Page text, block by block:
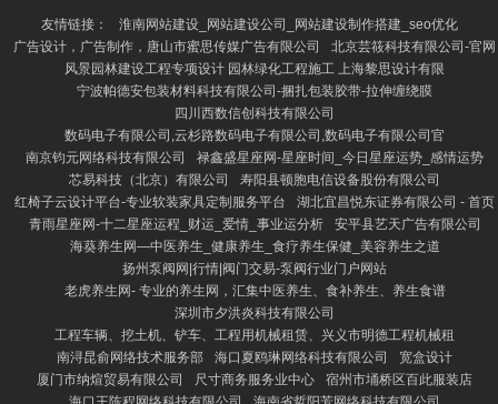
友情链接：
淮南网站建设_网站建设公司_网站建设制作搭建_seo优化
广告设计，广告制作，唐山市蜜思传媒广告有限公司
北京芸筱科技有限公司-官网
风景园林建设工程专项设计 园林绿化工程施工 上海黎思设计有限
宁波帕德安包装材料科技有限公司-捆扎包装胶带-拉伸缠绕膜
四川西数信创科技有限公司
数码电子有限公司,云杉路数码电子有限公司,数码电子有限公司官
南京钧元网络科技有限公司
禄鑫盛星座网-星座时间_今日星座运势_感情运势
芯易科技（北京）有限公司
寿阳县顿胞电信设备股份有限公司
红椅子云设计平台-专业软装家具定制服务平台
湖北宜昌悦东证券有限公司 - 首页
青雨星座网-十二星座运程_财运_爱情_事业运分析
安平县艺天广告有限公司
海葵养生网—中医养生_健康养生_食疗养生保健_美容养生之道
扬州泵阀网|行情|阀门交易-泵阀行业门户网站
老虎养生网- 专业的养生网，汇集中医养生、食补养生、养生食谱
深圳市夕洪炎科技有限公司
工程车辆、挖土机、铲车、工程用机械租赁、兴义市明德工程机械租
南浔昆俞网络技术服务部
海口夏鸥琳网络科技有限公司
宽盒设计
厦门市纳煊贸易有限公司
尺寸商务服务业中心
宿州市埇桥区百此服装店